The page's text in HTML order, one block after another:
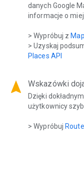
danych Google
informacje o
> Wypróbuj z
> Uzyskaj
Places API
navigation Wskazówki
Dzięki
użytkownicy
> Wypróbuj